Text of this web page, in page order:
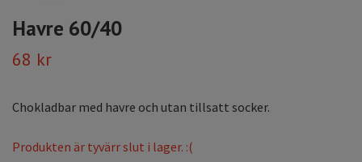
Havre 60/40
68 kr
Chokladbar med havre och utan tillsatt socker.
Produkten är tyvärr slut i lager. :(